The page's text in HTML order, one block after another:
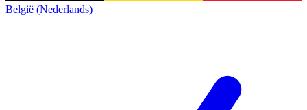
België (Nederlands)